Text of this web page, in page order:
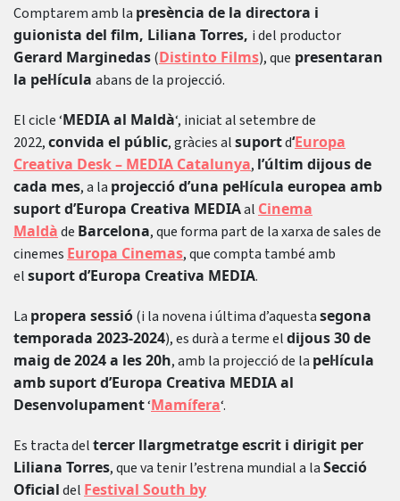
Comptarem amb la presència de la directora i
guionista del film, Liliana Torres, i del productor
Gerard Marginedas(Distinto Films), que presentaran
la pel·lícula abans de la projecció.
El cicle ‘MEDIA al Maldà‘, iniciat al setembre de
2022,convida el públic, gràcies alsuportd‘Europa
Creativa Desk – MEDIA Catalunya, l’últim dijous de
cada mes, a la projecció d’una pel·lícula europea amb
suport d’Europa Creativa MEDIAal Cinema
Maldàde Barcelona, que forma part de la xarxa de sales de
cinemes Europa Cinemas, que compta també amb
elsuport d’Europa Creativa MEDIA.
La propera sessió(i la novena i última d’aquestasegona
temporada 2023-2024), es durà a terme eldijous 30 de
maig de 2024 a les 20h, amb la projecció de la pel·lícula
amb suport d’Europa Creativa MEDIA al
Desenvolupament‘Mamífera‘.
Es tracta deltercer llargmetratge escrit i dirigit per
Liliana Torres, que va tenir l’estrena mundial a laSecció
Oficialdel Festival South by